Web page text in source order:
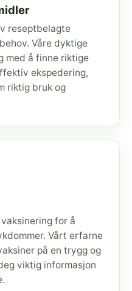
reseptbelagte
Våre dyktige
med å finne riktige
ekspedering,
riktig bruk og
for å
Vårt erfarne
på en trygg og
viktig informasjon